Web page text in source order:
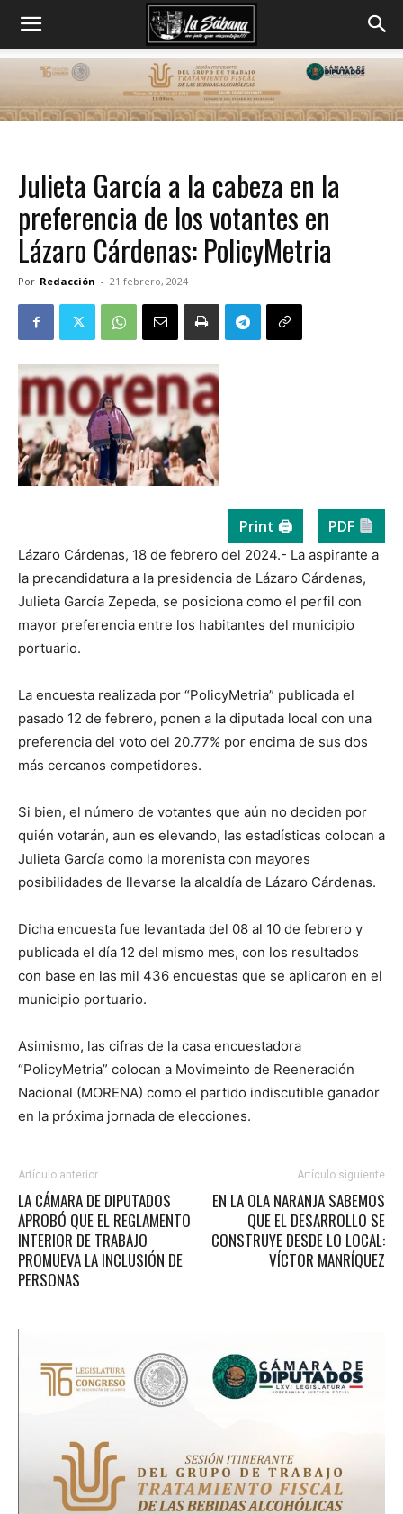
Julieta García a la cabeza en la
preferencia de los votantes en
Lázaro Cárdenas: PolicyMetria
Por Redacción - 21 febrero, 2024
Print 🖨 PDF
Lázaro Cárdenas, 18 de febrero del 2024.- La aspirante a
la precandidatura a la presidencia de Lázaro Cárdenas,
Julieta García Zepeda, se posiciona como el perfil con
mayor preferencia entre los habitantes del municipio
portuario.
La encuesta realizada por “PolicyMetria” publicada el
pasado 12 de febrero, ponen a la diputada local con una
preferencia del voto del 20.77% por encima de sus dos
más cercanos competidores.
Si bien, el número de votantes que aún no deciden por
quién votarán, aun es elevando, las estadísticas colocan a
Julieta García como la morenista con mayores
posibilidades de llevarse la alcaldía de Lázaro Cárdenas.
Dicha encuesta fue levantada del 08 al 10 de febrero y
publicada el día 12 del mismo mes, con los resultados
con base en las mil 436 encuestas que se aplicaron en el
municipio portuario.
Asimismo, las cifras de la casa encuestadora
“PolicyMetria” colocan a Movimeinto de Reeneración
Nacional (MORENA) como el partido indiscutible ganador
en la próxima jornada de elecciones.
Artículo anterior
LA CÁMARA DE DIPUTADOS
APROBÓ QUE EL REGLAMENTO
INTERIOR DE TRABAJO
PROMUEVA LA INCLUSIÓN DE
PERSONAS
Artículo siguiente
EN LA OLA NARANJA SABEMOS
QUE EL DESARROLLO SE
CONSTRUYE DESDE LO LOCAL:
VÍCTOR MANRÍQUEZ